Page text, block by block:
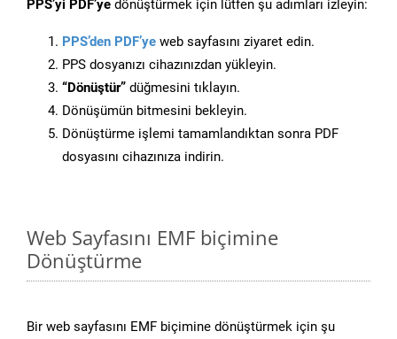
PPS’yi PDF’ye dönüştürmek için lütfen şu adımları izleyin:
PPS’den PDF’ye web sayfasını ziyaret edin.
PPS dosyanızı cihazınızdan yükleyin.
“Dönüştür” düğmesini tıklayın.
Dönüşümün bitmesini bekleyin.
Dönüştürme işlemi tamamlandıktan sonra PDF
dosyasını cihazınıza indirin.
Web Sayfasını EMF biçimine
Dönüştürme
Bir web sayfasını EMF biçimine dönüştürmek için şu